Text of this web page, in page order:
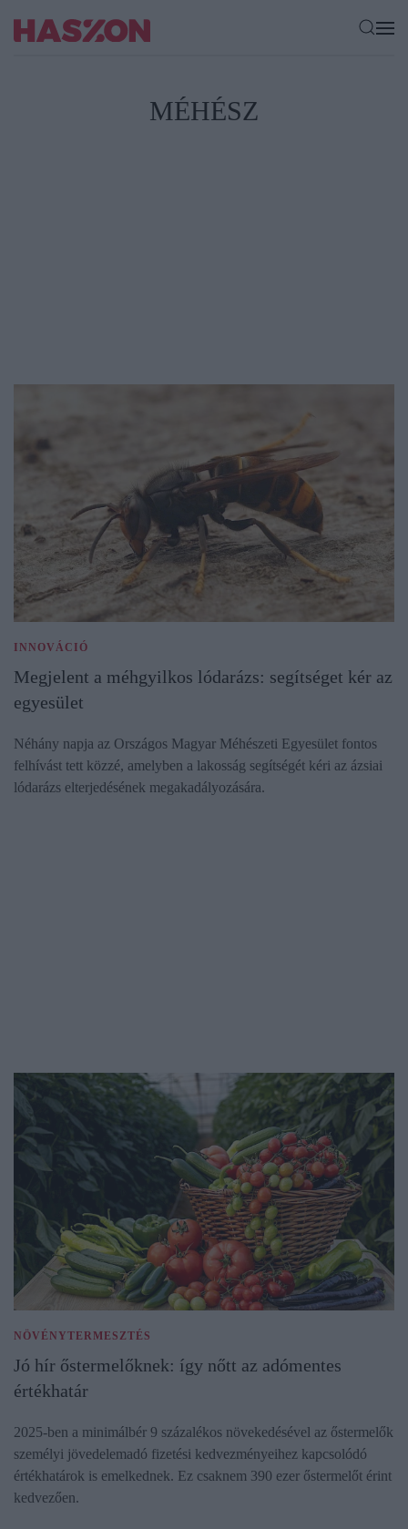
MÉHÉSZ
INNOVÁCIÓ
Megjelent a méhgyilkos lódarázs: segítséget kér az
egyesület
Néhány napja az Országos Magyar Méhészeti Egyesület fontos
felhívást tett közzé, amelyben a lakosság segítségét kéri az ázsiai
lódarázs elterjedésének megakadályozására.
NÖVÉNYTERMESZTÉS
Jó hír őstermelőknek: így nőtt az adómentes
értékhatár
2025-ben a minimálbér 9 százalékos növekedésével az őstermelők
személyi jövedelemadó fizetési kedvezményeihez kapcsolódó
értékhatárok is emelkednek. Ez csaknem 390 ezer őstermelőt érint
kedvezően.